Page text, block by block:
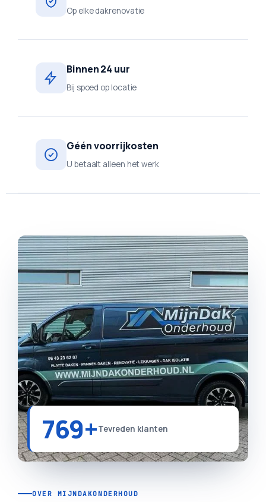
Op elke dakrenovatie
Binnen 24 uur
Bij spoed op locatie
Géén voorrijkosten
U betaalt alleen het werk
769+Tevreden klanten
OVER MIJNDAKONDERHOUD